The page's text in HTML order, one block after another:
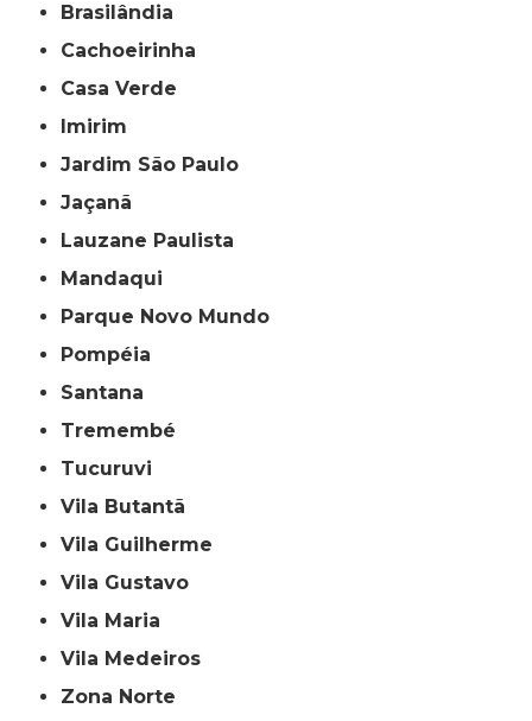
Brasilândia
Cachoeirinha
Casa Verde
Imirim
Jardim São Paulo
Jaçanã
Lauzane Paulista
Mandaqui
Parque Novo Mundo
Pompéia
Santana
Tremembé
Tucuruvi
Vila Butantã
Vila Guilherme
Vila Gustavo
Vila Maria
Vila Medeiros
Zona Norte